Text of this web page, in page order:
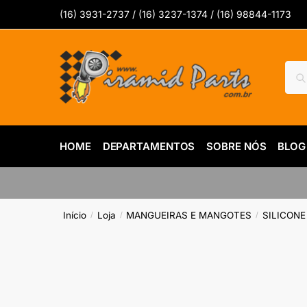
(16) 3931-2737 / (16) 3237-1374 / (16) 98844-1173
por:
HOME DEPARTAMENTOS SOBRE NÓS BLOG
Início / Loja / MANGUEIRAS E MANGOTES / SILICONE